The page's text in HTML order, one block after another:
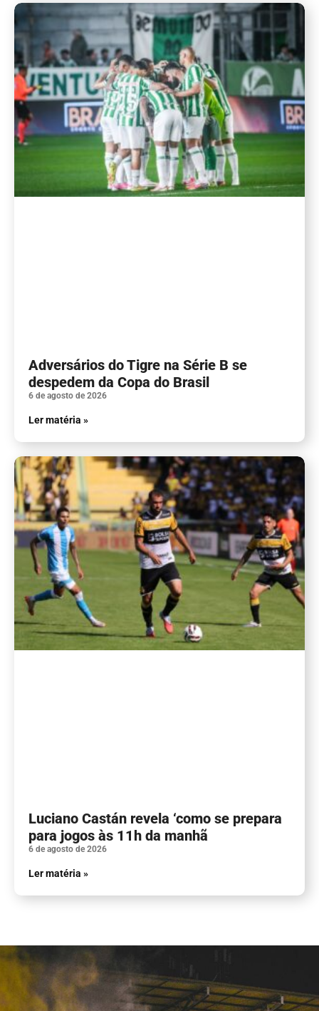
Adversários do Tigre na Série B se
despedem da Copa do Brasil
6 de agosto de 2026
Ler matéria »
Luciano Castán revela ‘como se prepara
para jogos às 11h da manhã
6 de agosto de 2026
Ler matéria »